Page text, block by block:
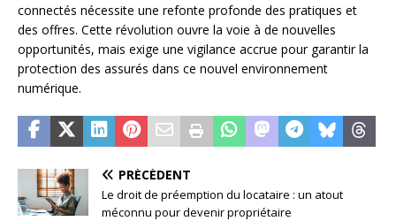
connectés nécessite une refonte profonde des pratiques et
des offres. Cette révolution ouvre la voie à de nouvelles
opportunités, mais exige une vigilance accrue pour garantir la
protection des assurés dans ce nouvel environnement
numérique.
PRÉCÉDENT
Le droit de préemption du locataire : un atout
méconnu pour devenir propriétaire